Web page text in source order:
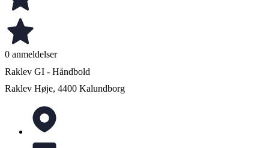
0 anmeldelser
Raklev GI - Håndbold
Raklev Høje, 4400 Kalundborg